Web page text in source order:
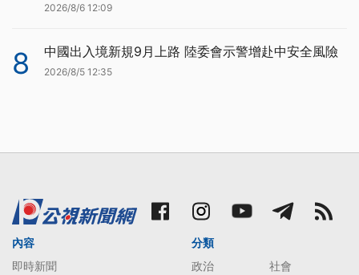
2026/8/6 12:09
8 中國出入境新規9月上路 陸委會示警增赴中安全風險
2026/8/5 12:35
內容
即時新聞
分類
政治
社會